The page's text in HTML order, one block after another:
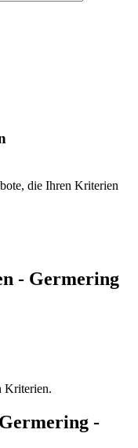
die Ihren Kriterien
- Germering
Kriterien.
-